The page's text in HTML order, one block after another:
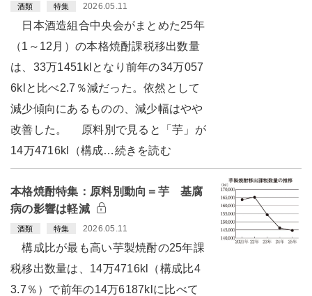
酒類 特集 2026.05.11
日本酒造組合中央会がまとめた25年
（1～12月）の本格焼酎課税移出数量
は、33万1451klとなり前年の34万057
6klと比べ2.7％減だった。依然として
減少傾向にあるものの、減少幅はやや
改善した。 原料別で見ると「芋」が
14万4716kl（構成…続きを読む
本格焼酎特集：原料別動向＝芋 基腐
病の影響は軽減
酒類 特集 2026.05.11
構成比が最も高い芋製焼酎の25年課
税移出数量は、14万4716kl（構成比4
3.7％）で前年の14万6187klに比べて